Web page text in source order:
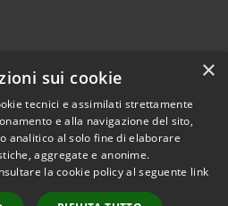
Copyright © 2026 • Comune di
×
sui cookie
tecnici e assimilati strettamente
e alla navigazione del sito,
analitico al solo fine di elaborare
aggregate e anonime.
la cookie policy al seguente link